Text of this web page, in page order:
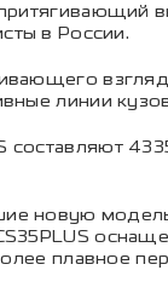
в России.
линии
составляют
новую
плавное